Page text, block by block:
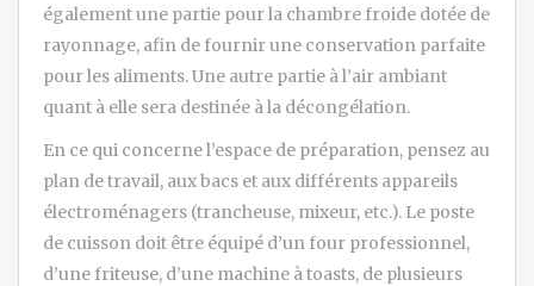
également une partie pour la chambre froide dotée de
rayonnage, afin de fournir une conservation parfaite
pour les aliments. Une autre partie à l’air ambiant
quant à elle sera destinée à la décongélation.
En ce qui concerne l’espace de préparation, pensez au
plan de travail, aux bacs et aux différents appareils
électroménagers (trancheuse, mixeur, etc.). Le poste
de cuisson doit être équipé d’un four professionnel,
d’une friteuse, d’une machine à toasts, de plusieurs